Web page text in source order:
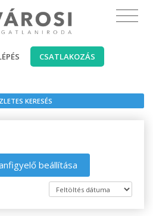
CSATLAKOZÁS
KERESÉS
beállítása